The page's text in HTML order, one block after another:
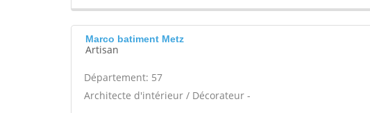
Marco batiment Metz
Artisan
Département: 57
Architecte d'intérieur / Décorateur -